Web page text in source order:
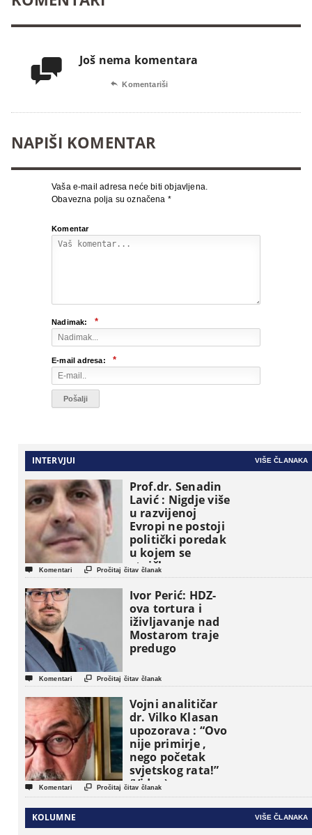
 Još nema komentara
 Komentariši
NAPIŠI KOMENTAR
Vaša e-mail adresa neće biti objavljena.
Obavezna polja su označena *
Komentar
Nadimak: *
E-mail adresa: *
INTERVJUI VIŠE ČLANAKA
Prof.dr. Senadin
Lavić : Nigdje više
u razvijenoj
Evropi ne postoji
politički poredak
u kojem se
etničke grupe
pojavljuju kao
osnovne
političke jedinice
 Komentari  Pročitaj čitav članak
Ivor Perić: HDZ-
ova tortura i
iživljavanje nad
Mostarom traje
predugo
 Komentari  Pročitaj čitav članak
Vojni analitičar
dr. Vilko Klasan
upozorava : “Ovo
nije primirje ,
nego početak
svjetskog rata!”
(Video)
 Komentari  Pročitaj čitav članak
KOLUMNE VIŠE ČLANAKA